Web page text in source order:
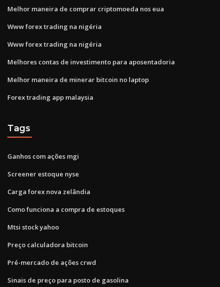
Melhor maneira de comprar criptomoeda nos eua
Www forex trading na nigéria
Www forex trading na nigéria
Melhores contas de investimento para aposentadoria
Melhor maneira de minerar bitcoin no laptop
Forex trading app malaysia
Tags
Ganhos com ações mgi
Screener estoque nyse
Carga forex nova zelândia
Como funciona a compra de estoques
Mtsi stock yahoo
Preço calculadora bitcoin
Pré-mercado de ações crwd
Sinais de preço para posto de gasolina